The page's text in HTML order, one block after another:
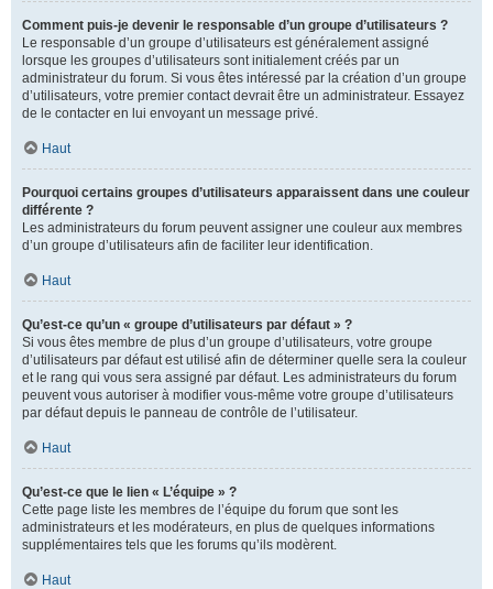
Comment puis-je devenir le responsable d’un groupe d’utilisateurs ?
Le responsable d’un groupe d’utilisateurs est généralement assigné
lorsque les groupes d’utilisateurs sont initialement créés par un
administrateur du forum. Si vous êtes intéressé par la création d’un groupe
d’utilisateurs, votre premier contact devrait être un administrateur. Essayez
de le contacter en lui envoyant un message privé.
Haut
Pourquoi certains groupes d’utilisateurs apparaissent dans une couleur
différente ?
Les administrateurs du forum peuvent assigner une couleur aux membres
d’un groupe d’utilisateurs afin de faciliter leur identification.
Haut
Qu’est-ce qu’un « groupe d’utilisateurs par défaut » ?
Si vous êtes membre de plus d’un groupe d’utilisateurs, votre groupe
d’utilisateurs par défaut est utilisé afin de déterminer quelle sera la couleur
et le rang qui vous sera assigné par défaut. Les administrateurs du forum
peuvent vous autoriser à modifier vous-même votre groupe d’utilisateurs
par défaut depuis le panneau de contrôle de l’utilisateur.
Haut
Qu’est-ce que le lien « L’équipe » ?
Cette page liste les membres de l’équipe du forum que sont les
administrateurs et les modérateurs, en plus de quelques informations
supplémentaires tels que les forums qu’ils modèrent.
Haut